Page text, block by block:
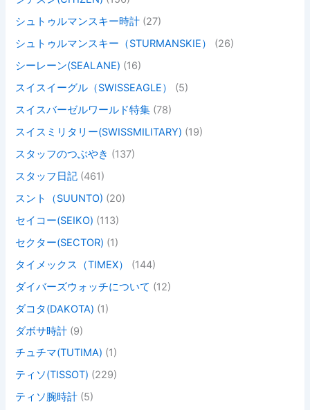
シュトゥルマンスキー時計 (27)
シュトゥルマンスキー（STURMANSKIE）
(26)
シーレーン(SEALANE) (16)
スイスイーグル（SWISSEAGLE）
(5)
スイスバーゼルワールド特集 (78)
スイスミリタリー(SWISSMILITARY) (19)
スタッフのつぶやき (137)
スタッフ日記 (461)
スント（SUUNTO) (20)
セイコー(SEIKO) (113)
セクター(SECTOR) (1)
タイメックス（TIMEX）
(144)
ダイバーズウォッチについて (12)
ダコタ(DAKOTA) (1)
ダボサ時計 (9)
チュチマ(TUTIMA) (1)
ティソ(TISSOT) (229)
ティソ腕時計 (5)